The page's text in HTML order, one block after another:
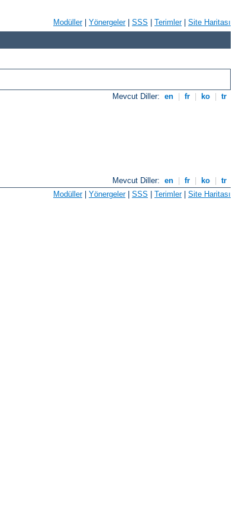
Modüller| Yönergeler| SSS Terimler| Site Haritası
Mevcut Diller: en fr ko tr
Mevcut Diller: en fr ko
tr
Modüller| Yönergeler| SSS | Terimler| Site Haritası